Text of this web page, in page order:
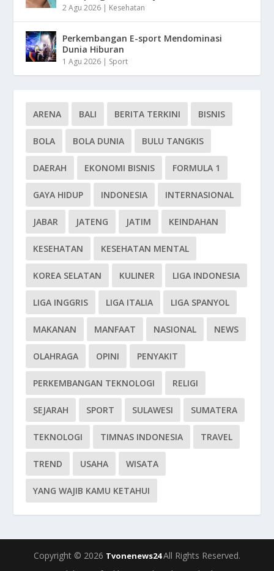
2 Agu 2026 | Kesehatan
Perkembangan E-sport Mendominasi
Dunia Hiburan
1 Agu 2026 | Sport
ARENA BALI BERITA TERKINI BISNIS
BOLA BOLA DUNIA BULU TANGKIS
DAERAH EKONOMI BISNIS FORMULA 1
GAYA HIDUP INDONESIA INTERNASIONAL
JABAR JATENG JATIM KEINDAHAN
KESEHATAN KESEHATAN MENTAL
KOREA SELATAN KULINER LIGA INDONESIA
LIGA INGGRIS LIGA ITALIA LIGA SPANYOL
MAKANAN MANFAAT NASIONAL NEWS
OLAHRAGA OPINI PENYAKIT
PERKEMBANGAN TEKNOLOGI RELIGI
SEJARAH SPORT SULAWESI SUMATERA
TEKNOLOGI TIMNAS INDONESIA TRAVEL
TREND USAHA WISATA
YANG WAJIB KAMU KETAHUI
Copyright © 2026 Tvonenews24All Rights Reserved.